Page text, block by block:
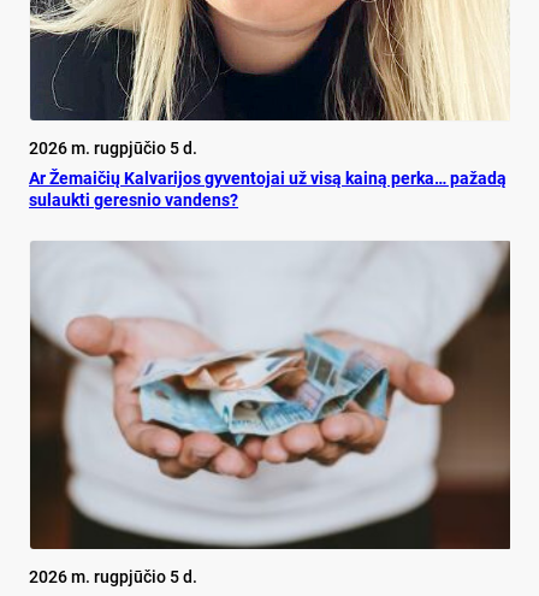
2026 m. rugpjūčio 5 d.
Ar Že­mai­čių Kal­va­ri­jos gy­ven­to­jai už vi­są kai­ną per­ka… pa­ža­dą
su­lauk­ti ge­res­nio van­dens?
2026 m. rugpjūčio 5 d.